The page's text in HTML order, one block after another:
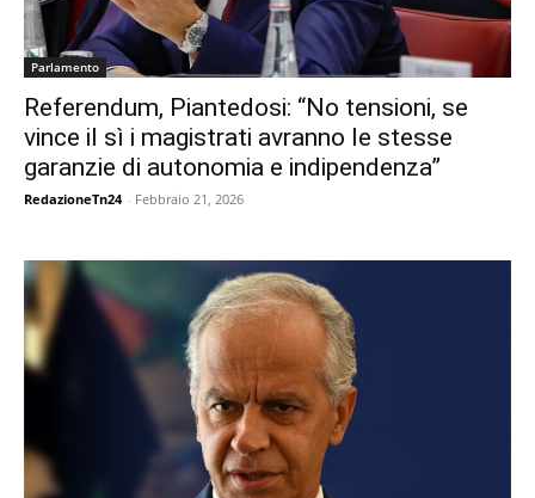
Parlamento
Referendum, Piantedosi: “No tensioni, se
vince il sì i magistrati avranno le stesse
garanzie di autonomia e indipendenza”
RedazioneTn24 - Febbraio 21, 2026